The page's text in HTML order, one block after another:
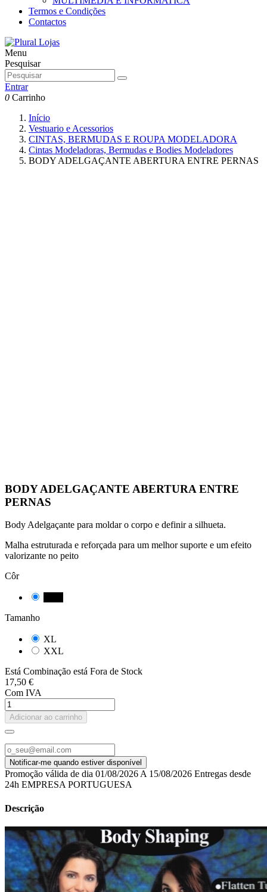
Termos e Condições
Contactos
Menu
Pesquisar
Entrar
0 Carrinho
Início
Vestuario e Acessorios
CINTAS, BERMUDAS E ROUPA MODELADORA
Cintas Modeladoras, Bermudas e Bodies Modeladores
BODY ADELGAÇANTE ABERTURA ENTRE PERNAS
BODY ADELGAÇANTE ABERTURA ENTRE
PERNAS
Body Adelgaçante para moldar o corpo e definir a silhueta.
Malha estruturada e reforçada para um melhor suporte e um efeito
valorizante no peito
Côr
Tamanho
XL
XXL
Está Combinação está Fora de Stock
17,50 €
Com IVA
Adicionar ao carrinho
Promoção válida de dia 01/08/2026 A 15/08/2026 Entregas desde
24h EMPRESA PORTUGUESA
Descrição